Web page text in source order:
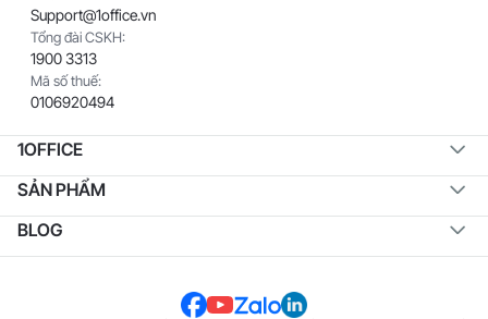
Support@1office.vn
Tổng đài CSKH:
1900 3313
Mã số thuế:
0106920494
1OFFICE
SẢN PHẨM
BLOG